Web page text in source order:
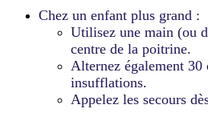
Chez un enfant plus grand :
Utilisez une main (ou
centre de la poitrine.
Alternez également 30
insufflations.
Appelez les secours